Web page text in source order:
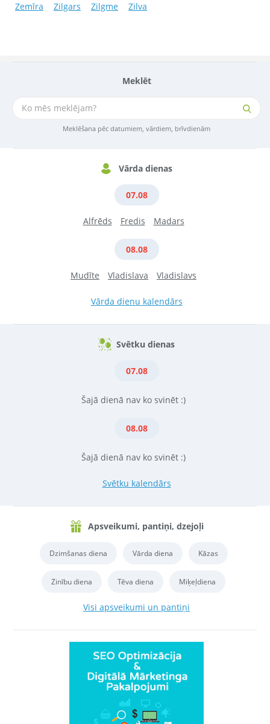
Meklēt
Meklēšana pēc datumiem, vārdiem, brīvdienām
Vārda dienas
07.08
Alfrēds Fredis Madars
08.08
Mudīte Vladislava Vladislavs
Vārda dienu kalendārs
Svētku dienas
07.08
Šajā dienā nav ko svinēt :)
08.08
Šajā dienā nav ko svinēt :)
Svētku kalendārs
Apsveikumi, pantiņi, dzejoļi
Dzimšanas diena Vārda diena Kāzas
Zinību diena Tēva diena Miķeļdiena
Visi apsveikumi un pantiņi
Zemīra
Zilgars Zilgme Zilva